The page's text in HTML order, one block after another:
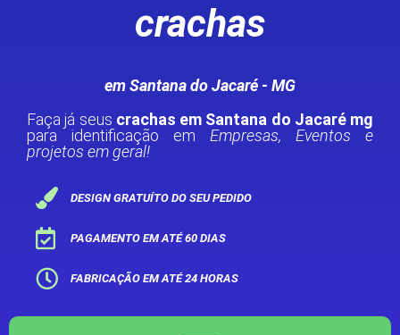
crachas
em Santana do Jacaré - MG
Faça já seus crachas em Santana do Jacaré mg
para identificação em Empresas, Eventos e
projetos em geral!
DESIGN GRATUÍTO DO SEU PEDIDO
PAGAMENTO EM ATÉ 60 DIAS
FABRICAÇÃO EM ATÉ 24 HORAS